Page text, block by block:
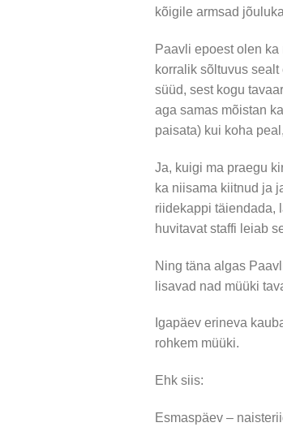
kõigile armsad
Paavli epoest olen
korralik sõltuvus
süüd, sest kogu
aga samas mõistan
paisata) kui koha
Ja, kuigi ma praegu
ka niisama kiitnud ja
riidekappi täiendada,
huvitavat staffi leiab
Ning täna algas
lisavad nad müüki
Igapäev erineva
rohkem müüki.
Ehk siis:
Esmaspäev –